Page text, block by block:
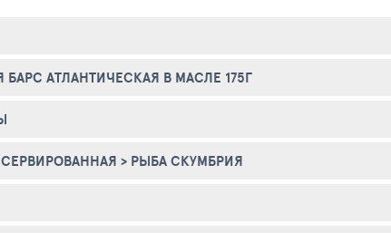
АТЛАНТИЧЕСКАЯ В МАСЛЕ 175Г
> РЫБА СКУМБРИЯ